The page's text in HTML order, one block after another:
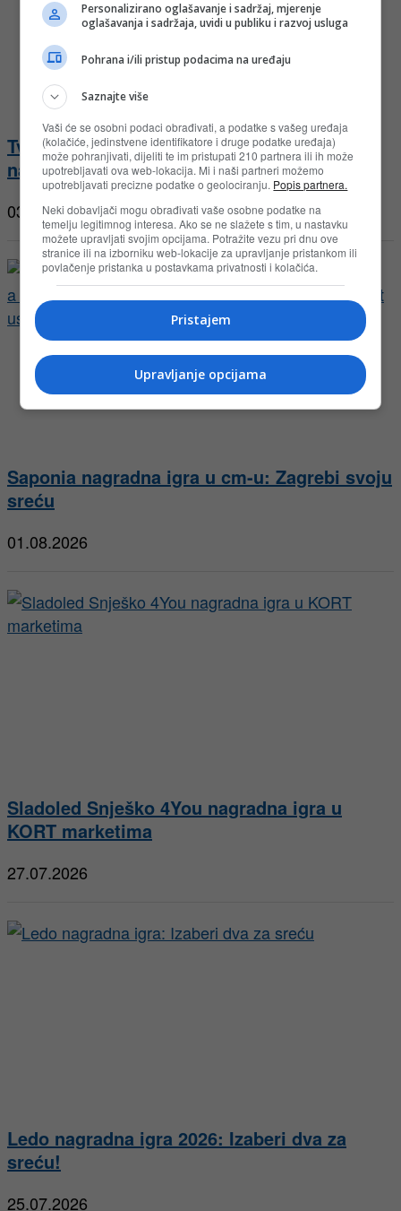
Tvoja kosa, tvoj OGX trenutak – OGX
nagradna igra u cm-u
03.08.2026
Saponia nagradna igra u cm-u: Zagrebi svoju
sreću
01.08.2026
Sladoled Snješko 4You nagradna igra u
KORT marketima
27.07.2026
Ledo nagradna igra 2026: Izaberi dva za
sreću!
25.07.2026
Personalizirano oglašavanje i sadržaj, mjerenje
oglašavanja i sadržaja, uvidi u publiku i razvoj usluga
Pohrana i/ili pristup podacima na uređaju
Saznajte više
Vaši će se osobni podaci obrađivati, a podatke s vašeg uređaja
(kolačiće, jedinstvene identifikatore i druge podatke uređaja)
može pohranjivati, dijeliti te im pristupati 210 partnera ili ih može
upotrebljavati ova web-lokacija. Mi i naši partneri možemo
upotrebljavati precizne podatke o geolociranju. Popis partnera.
Neki dobavljači mogu obrađivati vaše osobne podatke na
temelju legitimnog interesa. Ako se ne slažete s tim, u nastavku
možete upravljati svojim opcijama. Potražite vezu pri dnu ove
stranice ili na izborniku web-lokacije za upravljanje pristankom ili
povlačenje pristanka u postavkama privatnosti i kolačića.
Pristajem
Upravljanje opcijama